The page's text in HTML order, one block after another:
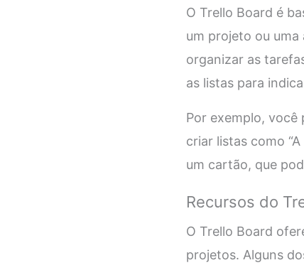
O Trello Board é
um projeto ou
organizar as
as listas para
Por exemplo, você
criar listas como
um cartão, que
Recursos do
O Trello Board
projetos. Alguns